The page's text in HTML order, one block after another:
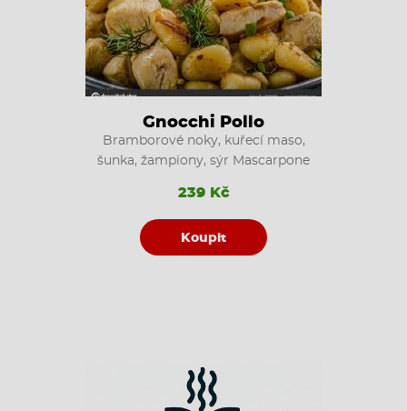
Gnocchi Pollo
Bramborové noky, kuřecí maso,
šunka, žampiony, sýr Mascarpone
239 Kč
Koupit